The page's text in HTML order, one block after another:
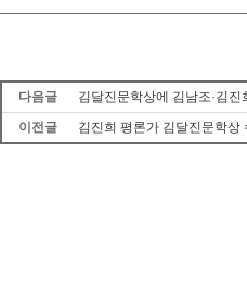
다음글
김달진문학상에 김남조·김
이전글
김진희 평론가 김달진문학